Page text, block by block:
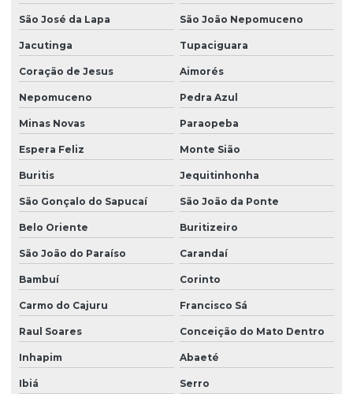
São José da Lapa São João Nepomuceno
Jacutinga Tupaciguara
Coração de Jesus Aimorés
Nepomuceno Pedra Azul
Minas Novas Paraopeba
Espera Feliz Monte Sião
Buritis Jequitinhonha
São Gonçalo do Sapucaí São João da Ponte
Belo Oriente Buritizeiro
São João do Paraíso Carandaí
Bambuí Corinto
Carmo do Cajuru Francisco Sá
Raul Soares Conceição do Mato Dentro
Inhapim Abaeté
Ibiá Serro